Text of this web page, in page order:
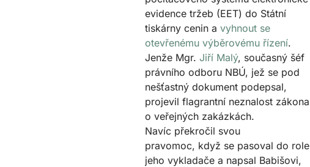
evidence tržeb (EET) do Státní
tiskárny cenin a vyhnout se
otevřenému výběrovému řízení.
Jenže Mgr. Jiří Malý, současný šéf
právního odboru NBÚ, jež se pod
nešťastný dokument podepsal,
projevil flagrantní neznalost zákona
o veřejných zakázkách.
Navíc překročil svou
pravomoc, když se pasoval do role
jeho vykladače a napsal Babišovi,